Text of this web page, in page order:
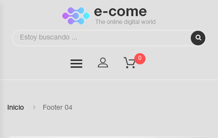
0
Inicio Footer 04